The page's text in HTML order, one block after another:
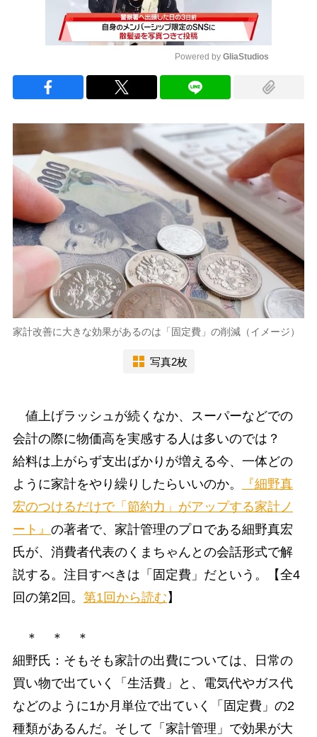
Powered by GliaStudios
家計改善に大きな効果があるのは「固定費」の削減（イメージ）
写真2枚
値上げラッシュが続くなか、スーパーなどでの
会計の際に物価高を実感する人は多いのでは？
給料は上がらず支出ばかりが増える今、一体どの
ように家計をやり繰りしたらいいのか。
『細野真
宏のつけるだけで「節約力」がアップする家計ノ
ート』 の著者で、家計管理のプロである細野真宏
氏が、消費者代表のくまちゃんとの会話形式で解
説する。注目すべきは「固定費」だという。【全4
回の第2回。 第1回から読む 】
＊ ＊ ＊
細野氏：そもそも家計の出費については、日常の
買い物で出ていく「生活費」と、電気代やガス代
などのように1か月単位で出ていく「固定費」の2
種類があるんだ。そして「家計管理」で効果が大